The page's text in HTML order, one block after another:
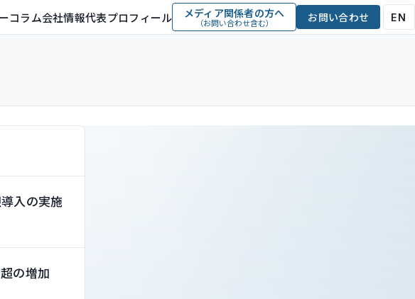
コラム会社情報代表プロフィール メディア関係者の方へ
（お問い合わせ含む） お問い合わせ EN
入の実施
の増加